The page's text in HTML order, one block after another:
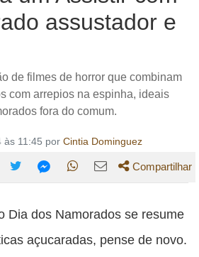
assustador e
de filmes de horror que combinam
com arrepios na espinha, ideais
fora do comum.
às 11:45 por Cintia Dominguez
esta esta
publicação
esta
publicação
esta
publicação
Compartilhar
Dia dos Namorados se resume
açucaradas, pense de novo.